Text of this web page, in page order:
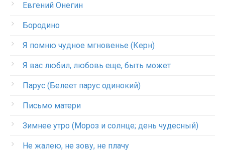
Евгений Онегин
Бородино
Я помню чудное мгновенье (Керн)
Я вас любил, любовь еще, быть может
Парус (Белеет парус одинокий)
Письмо матери
Зимнее утро (Мороз и солнце; день чудесный)
Не жалею, не зову, не плачу